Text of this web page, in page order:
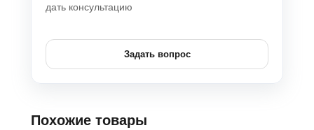
дать консультацию
Задать вопрос
Похожие товары